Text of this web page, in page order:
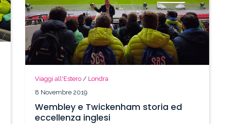
Viaggi all'Estero/ Londra
8 Novembre 2019
Wembley e Twickenham storia ed
eccellenza inglesi